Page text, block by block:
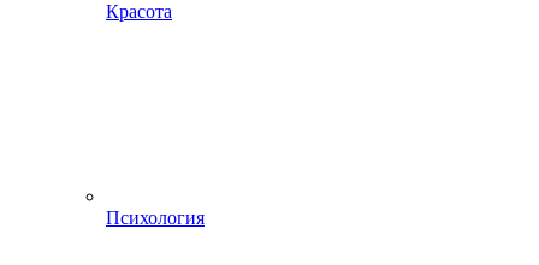
Красота
Психология